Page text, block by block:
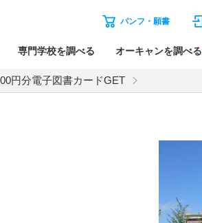
パンフ・願書
専門学校を調べる オーキャンを調べる
円分電子図書カードGET